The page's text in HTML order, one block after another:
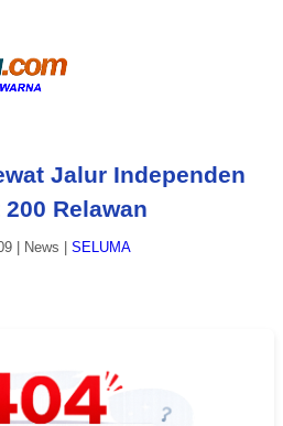
Jalur Independen
Relawan
News SELUMA